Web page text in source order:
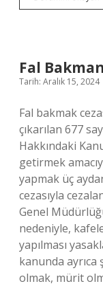
Fal
Tarih: Aralık 15, 2024
Fal bakmak
çıkarılan 677
Hakkındaki
getirmek
yapmak üç
cezasıyla
Genel
nedeniyle,
yapılması
kanunda
olmak, mürit